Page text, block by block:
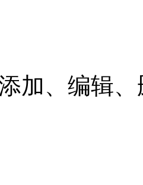
加、编辑